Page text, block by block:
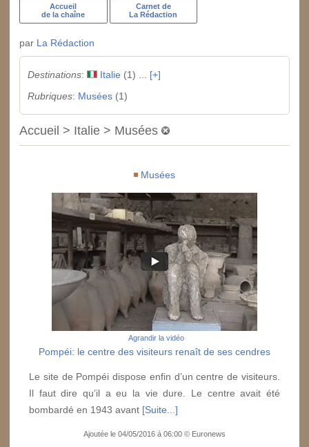
Accueil
de la chaîne
Carnet de
La Rédaction
par La Rédaction
Destinations: Italie (1) ... [+]
Rubriques: Musées(1)
Accueil > Italie > Musées
Musées
Agrandir la vidéo
Pompéi: le centre des visiteurs renaît de ses cendres
Le site de Pompéi dispose enfin d’un centre de visiteurs.
Il faut dire qu’il a eu la vie dure. Le centre avait été
bombardé en 1943 avant [Suite...]
Ajoutée le 04/05/2016 à 06:00 © Euronews